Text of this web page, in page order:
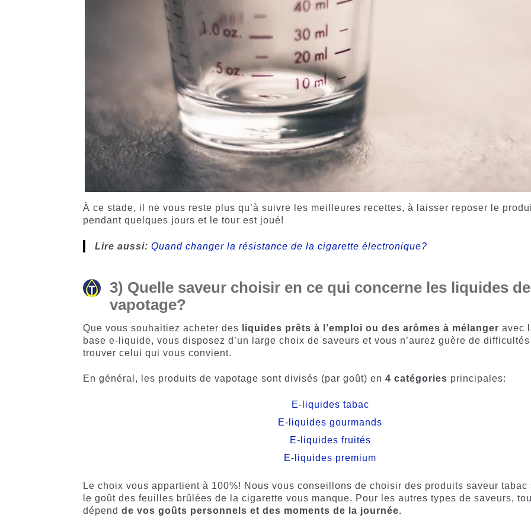
À ce stade, il ne vous reste plus qu’à suivre les meilleures recettes, à laisser reposer le
pendant quelques jours et le tour est joué!
Lire aussi: Quand changer la résistance de la cigarette électronique?
3) Quelle saveur choisir en ce qui concerne les liquides de
vapotage?
Que vous souhaitiez acheter des liquides prêts à l’emploi ou des arômes à mélanger avec
base e-liquide, vous disposez d’un large choix de saveurs et vous n’aurez guère de
trouver celui qui vous convient.
En général, les produits de vapotage sont divisés (par goût) en4 catégories principales:
E-liquides tabac
E-liquides gourmands
E-liquides fruités
E-liquides premium
Le choix vous appartient à 100%! Nous vous conseillons de choisir des produits saveur tabac
le goût des feuilles brûlées de la cigarette vous manque. Pour les autres types de saveurs,
dépendde vos goûts personnels et des moments de la journée.